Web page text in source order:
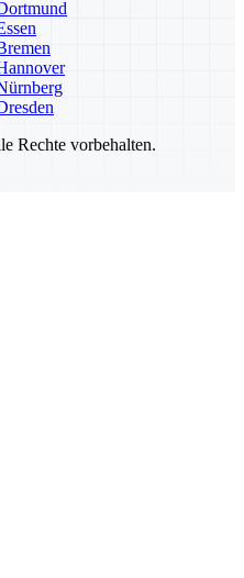
Rechte vorbehalten.